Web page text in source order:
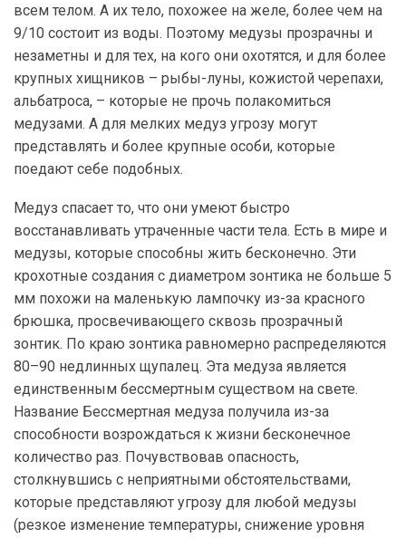
всем телом. А их тело, похожее на желе, более чем на
9/10 состоит из воды. Поэтому медузы прозрачны и
незаметны и для тех, на кого они охотятся, и для более
крупных хищников – рыбы-луны, кожистой черепахи,
альбатроса, – которые не прочь полакомиться
медузами. А для мелких медуз угрозу могут
представлять и более крупные особи, которые
поедают себе подобных.
Медуз спасает то, что они умеют быстро
восстанавливать утраченные части тела. Есть в мире и
медузы, которые способны жить бесконечно. Эти
крохотные создания с диаметром зонтика не больше 5
мм похожи на маленькую лампочку из-за красного
брюшка, просвечивающего сквозь прозрачный
зонтик. По краю зонтика равномерно распределяются
80–90 недлинных щупалец. Эта медуза является
единственным бессмертным существом на свете.
Название Бессмертная медуза получила из-за
способности возрождаться к жизни бесконечное
количество раз. Почувствовав опасность,
столкнувшись с неприятными обстоятельствами,
которые представляют угрозу для любой медузы
(резкое изменение температуры, снижение уровня